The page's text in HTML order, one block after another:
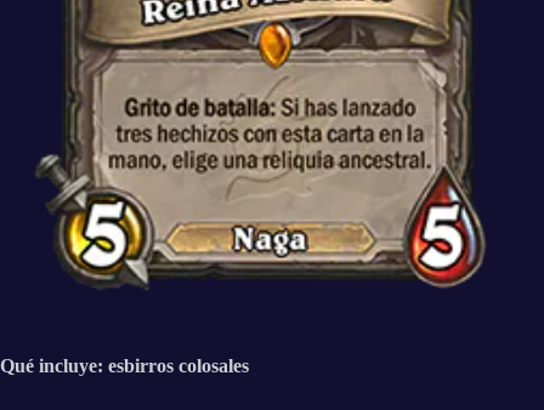
Qué incluye: esbirros colosales